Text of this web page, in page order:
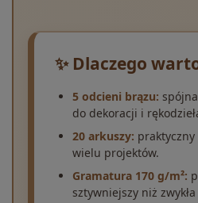
✨ Dlaczego
5 odcieni brązu:
do dekoracji i
20 arkuszy:
wielu projektów.
Gramatura 170 g/m²:
sztywniejszy niż